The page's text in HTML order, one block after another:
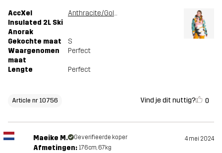
AccXel
Insulated 2L Ski
Anorak
Anthracite/Golden Yellow
Gekochte maat
S
Waargenomen
maat
Perfect
Lengte Perfect
Article nr 10756 Vind je dit nuttig? 0
Maeike M. Geverifieerde koper 4 mei 2024
Afmetingen: 176cm, 67kg